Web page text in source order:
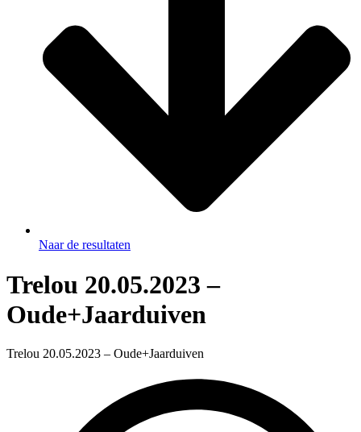
Naar de resultaten
Trelou 20.05.2023 –
Oude+Jaarduiven
Trelou 20.05.2023 – Oude+Jaarduiven